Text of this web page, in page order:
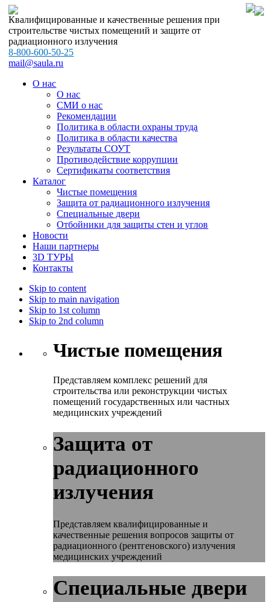
Квалифицированные и качественные решения при
строительстве чистых помещений и защите от
радиационного излучения
8-800-600-50-25
mail@saula.ru
О нас
О нас
СМИ о нас
Рекомендации
Политика в области охраны труда
Политика в области качества
Результаты СОУТ
Противодействие коррупции
Сертификаты соответствия
Каталог
Чистые помещения
Защита от радиационного излучения
Специальные двери
Отбойники для защиты стен и углов
Новости
Наши партнеры
3D ТУРЫ
Контакты
Skip to content
Skip to main navigation
Skip to 1st column
Skip to 2nd column
Чистые помещения
Представляем комплекс решений для
строительства или реконструкции чистых
помещений государственных или частных
медицинских учреждений
Защита от
радиационного
излучения
Представляем квалифицированные и
качественные решения вопросов защиты от
радиационного (рентгеновского) излучения
медицинских учреждений
Специальные двери